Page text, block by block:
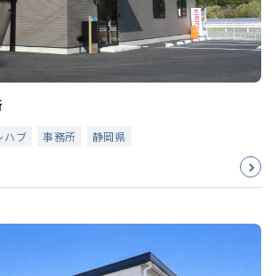
ハブ 事務所 静岡県